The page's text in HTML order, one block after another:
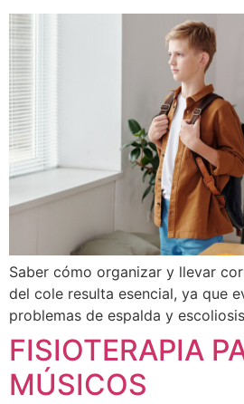
Saber cómo organizar y llevar
del cole resulta esencial, ya que
problemas de espalda y
FISIOTERAPIA
MÚSICOS